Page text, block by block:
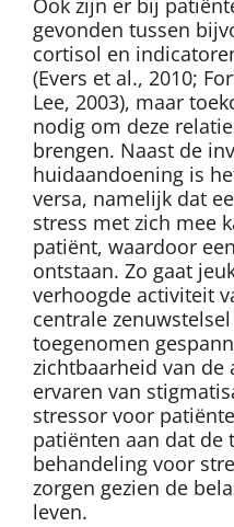
Ook zijn er bij
gevonden tussen
cortisol en
(Evers et al., 2010;
Lee, 2003), maar
nodig om deze
brengen. Naast de
huidaandoening is
versa, namelijk dat
stress met zich mee
patiënt, waardoor
ontstaan. Zo gaat
verhoogde activiteit
centrale
toegenomen
zichtbaarheid van de
ervaren van
stressor voor
patiënten aan dat de
behandeling voor
zorgen gezien de
leven.